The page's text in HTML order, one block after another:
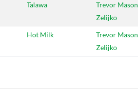
Talawa Trevor Mason
Zelijko
Hot Milk Trevor Mason
Zelijko